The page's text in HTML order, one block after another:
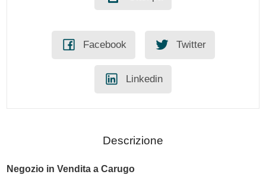
Facebook Twitter
Linkedin
Descrizione
Negozio inVendita aCarugo